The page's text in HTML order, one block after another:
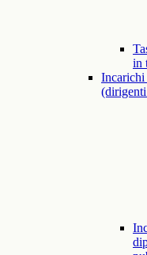
in
Incarichi